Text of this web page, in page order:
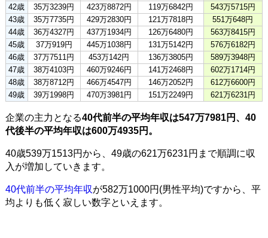
42歳
35万3239円 423万8872円 119万6842円
543万5715円
43歳
35万7735円 429万2830円 121万7818円
551万648円
44歳
36万4327円 437万1934円 126万6480円
563万8415円
45歳
37万919円 445万1038円 131万5142円
576万6182円
46歳
37万7511円 453万142円 136万3805円
589万3948円
47歳
38万4103円 460万9246円 141万2468円
602万1714円
48歳
38万8712円 466万4547円 146万2052円
612万6600円
49歳
39万1998円 470万3981円 151万2249円 621万6231円
企業の主力となる40代前半の平均年収は547万7981円、40
代後半の平均年収は600万4935円。
40歳539万1513円から、49歳の621万6231円まで順調に収
入が増加していきます。
40代前半の平均年収が582万1000円(男性平均)ですから、平
均よりも低く寂しい数字といえます。